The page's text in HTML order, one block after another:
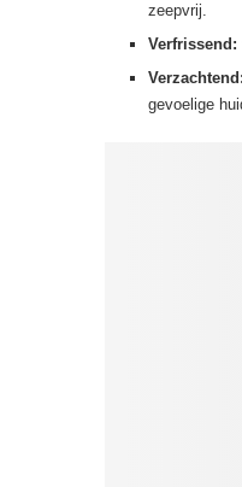
zeepvrij.
Verfrissend:
Verzachtend:
gevoelige